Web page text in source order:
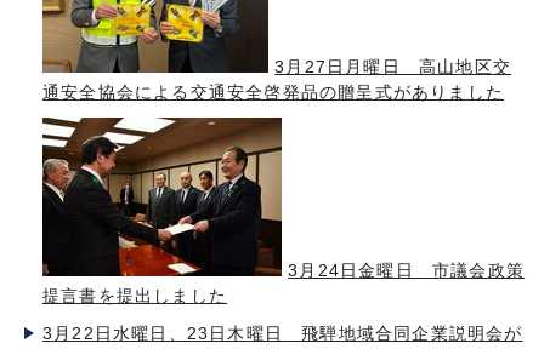
3月27日月曜日 高山地区交
通安全協会による交通安全啓発品の贈呈式がありました
3月24日金曜日 市議会政策
提言書を提出しました
3月22日水曜日、23日木曜日 飛騨地域合同企業説明会が